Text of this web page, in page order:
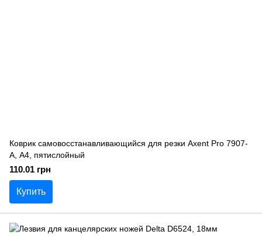
Коврик самовосстанавливающийся для резки Axent Pro 7907-
A, А4, пятислойный
110.01 грн
Купить